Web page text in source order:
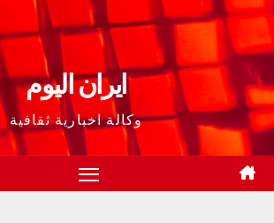
ايران اليوم
وكالة اخبارية ثقافية